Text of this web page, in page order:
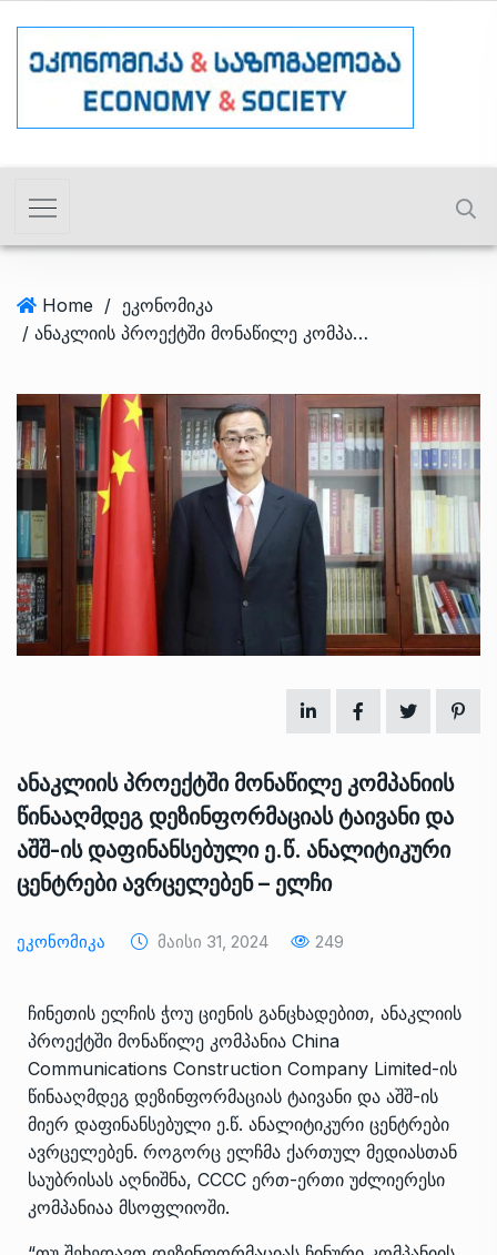
Home / ეკონომიკა
/ ანაკლიის პროექტში მონაწილე კომპანიის წინააღმდეგ დეზინფორმაციას ტაივანი და აშშ-ის დაფინანსებული ე.წ. ანალიტიკური ცენტრები ავრცელებენ – ელჩი
ანაკლიის პროექტში მონაწილე კომპანიის
წინააღმდეგ დეზინფორმაციას ტაივანი და
აშშ-ის დაფინანსებული ე.წ. ანალიტიკური
ცენტრები ავრცელებენ – ელჩი
Ეკონომიკა Მაისი 31, 2024 249
ჩინეთის ელჩის ჭოუ ციენის განცხადებით, ანაკლიის
პროექტში მონაწილე კომპანია China
Communications Construction Company Limited-ის
წინააღმდეგ დეზინფორმაციას ტაივანი და აშშ-ის
მიერ დაფინანსებული ე.წ. ანალიტიკური ცენტრები
ავრცელებენ. როგორც ელჩმა ქართულ მედიასთან
საუბრისას აღნიშნა, CCCC ერთ-ერთი უძლიერესი
კომპანიაა მსოფლიოში.